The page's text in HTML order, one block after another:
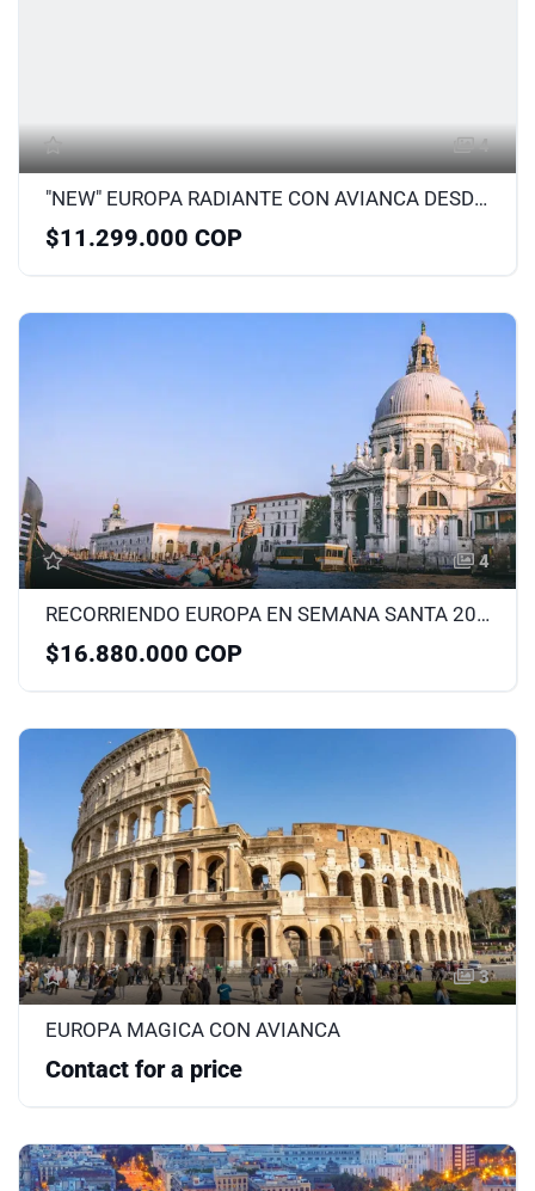
4
"NEW" EUROPA RADIANTE CON AVIANCA DESDE MEDELLÍN NOVIEMBRE
$11.299.000 COP
4
RECORRIENDO EUROPA EN SEMANA SANTA 2026
$16.880.000 COP
3
EUROPA MAGICA CON AVIANCA
Contact for a price